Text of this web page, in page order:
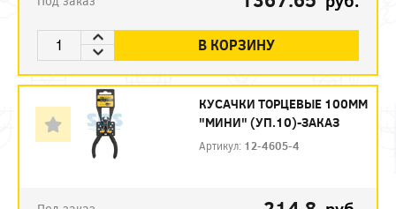
В КОРЗИНУ
КУСАЧКИ ТОРЦЕВЫЕ 100ММ
"МИНИ" (УП.10)-ЗАКАЗ
Артикул: 12-4605-4